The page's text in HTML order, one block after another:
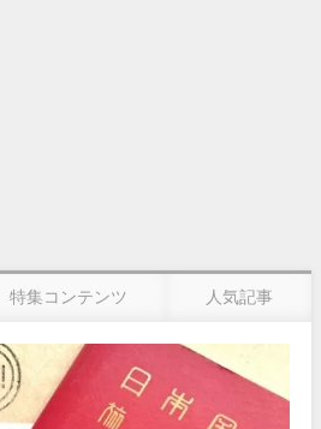
特集コンテンツ 人気記事